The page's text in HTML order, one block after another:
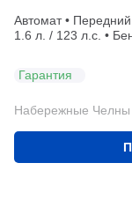
Автомат •
1.6 л. / 123 л.с. •
Гарантия
Набережные Челны